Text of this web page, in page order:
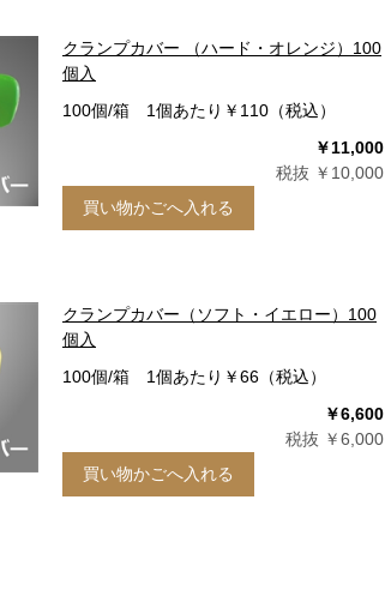
クランプカバー （ハード・オレンジ）100
個入
100個/箱 1個あたり￥110（税込）
￥11,000
税抜 ￥10,000
買い物かごへ入れる
クランプカバー（ソフト・イエロー）100
個入
100個/箱 1個あたり￥66（税込）
￥6,600
税抜 ￥6,000
買い物かごへ入れる